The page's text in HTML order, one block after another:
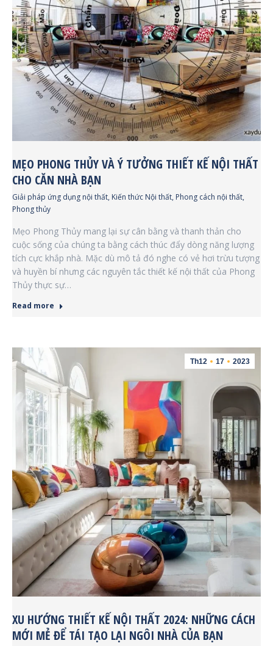
MẸO PHONG THỦY VÀ Ý TƯỞNG THIẾT KẾ NỘI THẤT
CHO CĂN NHÀ BẠN
Giải pháp ứng dụng nội thất, Kiến thức Nội thất, Phong cách nội thất,
Phong thủy
Mẹo Phong Thủy mang lại sự cân bằng và thanh thản cho
cuộc sống của chúng ta bằng cách thúc đẩy dòng năng lượng
tích cực khắp nhà. Mặc dù mô tả đó nghe có vẻ hơi trừu tượng
và huyền bí nhưng các nguyên tắc thiết kế nội thất của Phong
Thủy thực sự…
Read more
Th12 17 2023
XU HƯỚNG THIẾT KẾ NỘI THẤT 2024: NHỮNG CÁCH
MỚI MẺ ĐỂ TÁI TẠO LẠI NGÔI NHÀ CỦA BẠN